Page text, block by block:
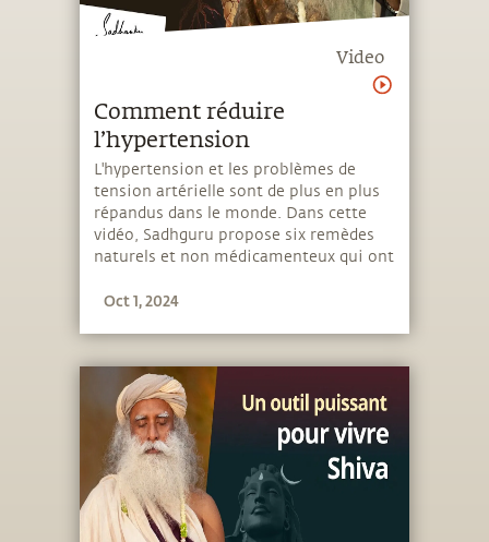
Video
Comment réduire
l’hypertension
L'hypertension et les problèmes de
tension artérielle sont de plus en plus
répandus dans le monde. Dans cette
vidéo, Sadhguru propose six remèdes
naturels et non médicamenteux qui ont
prévenir et à réguler l'hypertension et
Oct 1, 2024